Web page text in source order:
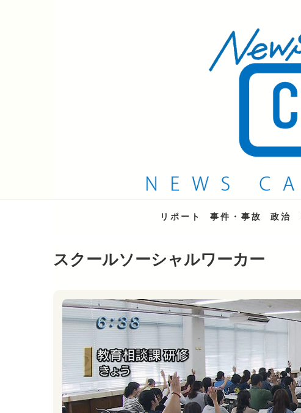
QAB NEWS Headline
キャッチー 月曜〜金曜 午後6時15分放送
リポート 事件・事故 政治
スクールソーシャルワーカー